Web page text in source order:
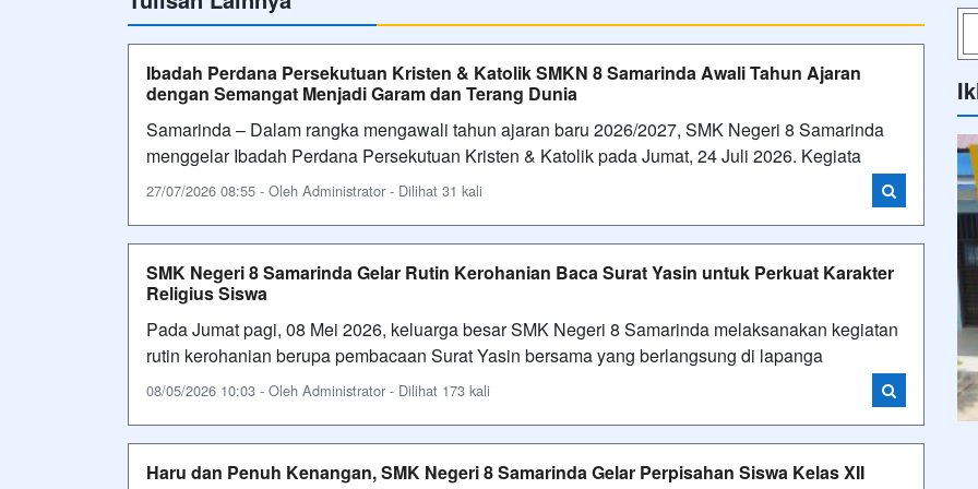
Ibadah Perdana Persekutuan Kristen & Katolik SMKN 8 Samarinda Awali Tahun Ajaran
dengan Semangat Menjadi Garam dan Terang Dunia
Samarinda – Dalam rangka mengawali tahun ajaran baru 2026/2027, SMK Negeri 8 Samarinda
menggelar Ibadah Perdana Persekutuan Kristen & Katolik pada Jumat, 24 Juli 2026. Kegiata
27/07/2026 08:55 - Oleh Administrator - Dilihat 31 kali
SMK Negeri 8 Samarinda Gelar Rutin Kerohanian Baca Surat Yasin untuk Perkuat Karakter
Religius Siswa
Pada Jumat pagi, 08 Mei 2026, keluarga besar SMK Negeri 8 Samarinda melaksanakan kegiatan
rutin kerohanian berupa pembacaan Surat Yasin bersama yang berlangsung di lapanga
08/05/2026 10:03 - Oleh Administrator - Dilihat 173 kali
Haru dan Penuh Kenangan, SMK Negeri 8 Samarinda Gelar Perpisahan Siswa Kelas XII